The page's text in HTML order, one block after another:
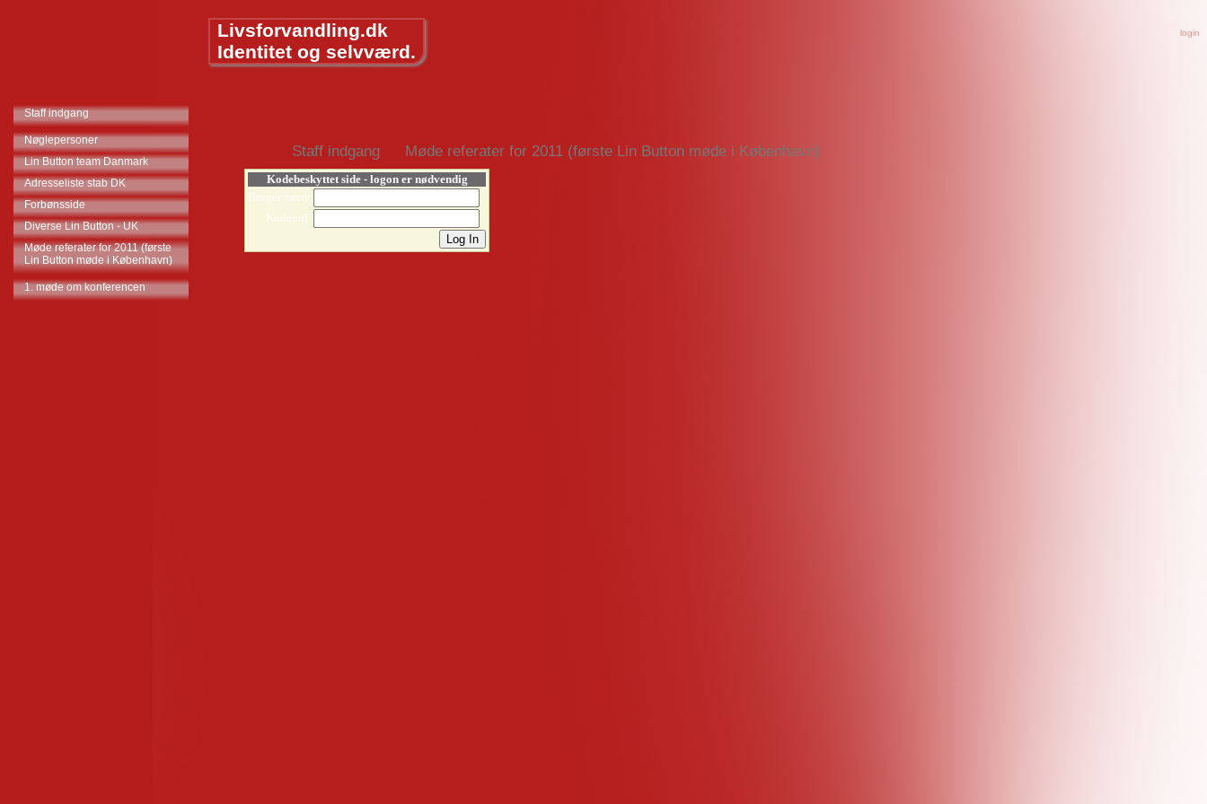
Livsforvandling.dk
Identitet og selvværd.
login
Staff indgang
Nøglepersoner
Lin Button team Danmark
Adresseliste stab DK
Forbønsside
Diverse Lin Button - UK
Møde referater for 2011 (første
Lin Button møde i København)
1. møde om konferencen
Staff indgang Møde referater for 2011 (første Lin Button møde i København)
Kodebeskyttet side - logon er nødvendig
Bruger navn:
Kodeord: